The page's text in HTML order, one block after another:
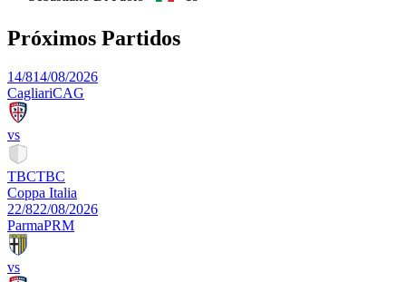
Próximos Partidos
14/814/08/2026
CagliariCAG
vs
TBCTBC
Coppa Italia
22/822/08/2026
ParmaPRM
vs